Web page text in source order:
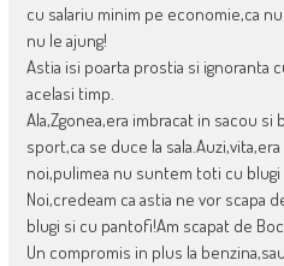
cu salariu minim pe economie,ca
nu le ajung!
Astia isi poarta prostia si ignoranta
acelasi timp.
Ala,Zgonea,era imbracat in sacou
sport,ca se duce la
noi,pulimea nu suntem toti cu blugi
Noi,credeam ca astia ne vor scapa
blugi si cu pantofi!Am scapat de
Un compromis in plus la